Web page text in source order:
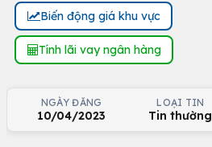
Biến động giá khu vực
Tính lãi vay ngân hàng
NGÀY ĐĂNG
10/04/2023
LOẠI TIN
Tin thường